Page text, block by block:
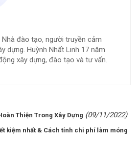
Nhà đào tạo, người truyền cảm
dựng. Huỳnh Nhất Linh 17 năm
xây dựng, đào tạo và tư vấn.
Thiện Trong Xây Dựng (09/11/2022)
kiệm nhất & Cách tính chi phí làm móng